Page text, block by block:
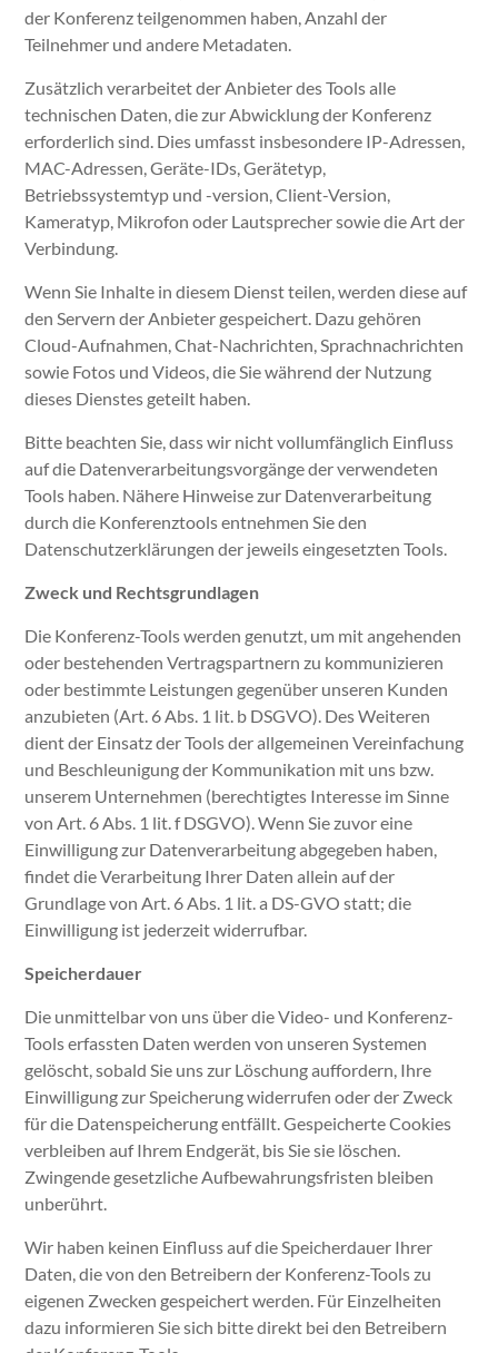
der Konferenz teilgenommen haben, Anzahl der
Teilnehmer und andere Metadaten.
Zusätzlich verarbeitet der Anbieter des Tools alle
technischen Daten, die zur Abwicklung der Konferenz
erforderlich sind. Dies umfasst insbesondere IP-Adressen,
MAC-Adressen, Geräte-IDs, Gerätetyp,
Betriebssystemtyp und -version, Client-Version,
Kameratyp, Mikrofon oder Lautsprecher sowie die Art der
Verbindung.
Wenn Sie Inhalte in diesem Dienst teilen, werden diese auf
den Servern der Anbieter gespeichert. Dazu gehören
Cloud-Aufnahmen, Chat-Nachrichten, Sprachnachrichten
sowie Fotos und Videos, die Sie während der Nutzung
dieses Dienstes geteilt haben.
Bitte beachten Sie, dass wir nicht vollumfänglich Einfluss
auf die Datenverarbeitungsvorgänge der verwendeten
Tools haben. Nähere Hinweise zur Datenverarbeitung
durch die Konferenztools entnehmen Sie den
Datenschutzerklärungen der jeweils eingesetzten Tools.
Zweck und Rechtsgrundlagen
Die Konferenz-Tools werden genutzt, um mit angehenden
oder bestehenden Vertragspartnern zu kommunizieren
oder bestimmte Leistungen gegenüber unseren Kunden
anzubieten (Art. 6 Abs. 1 lit. b DSGVO). Des Weiteren
dient der Einsatz der Tools der allgemeinen Vereinfachung
und Beschleunigung der Kommunikation mit uns bzw.
unserem Unternehmen (berechtigtes Interesse im Sinne
von Art. 6 Abs. 1 lit. f DSGVO). Wenn Sie zuvor eine
Einwilligung zur Datenverarbeitung abgegeben haben,
findet die Verarbeitung Ihrer Daten allein auf der
Grundlage von Art. 6 Abs. 1 lit. a DS-GVO statt; die
Einwilligung ist jederzeit widerrufbar.
Speicherdauer
Die unmittelbar von uns über die Video- und Konferenz-
Tools erfassten Daten werden von unseren Systemen
gelöscht, sobald Sie uns zur Löschung auffordern, Ihre
Einwilligung zur Speicherung widerrufen oder der Zweck
für die Datenspeicherung entfällt. Gespeicherte Cookies
verbleiben auf Ihrem Endgerät, bis Sie sie löschen.
Zwingende gesetzliche Aufbewahrungsfristen bleiben
unberührt.
Wir haben keinen Einfluss auf die Speicherdauer Ihrer
Daten, die von den Betreibern der Konferenz-Tools zu
eigenen Zwecken gespeichert werden. Für Einzelheiten
dazu informieren Sie sich bitte direkt bei den Betreibern